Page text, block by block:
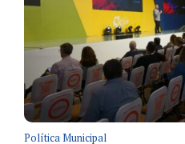
Política Municipal